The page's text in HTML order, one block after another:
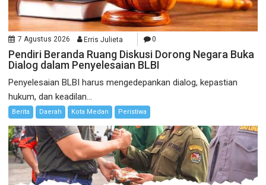
7 Agustus 2026 Erris Julieta 0
Pendiri Beranda Ruang Diskusi Dorong Negara Buka
Dialog dalam Penyelesaian BLBI
Penyelesaian BLBI harus mengedepankan dialog, kepastian
hukum, dan keadilan...
Berita Daerah Kota Medan Peristiwa